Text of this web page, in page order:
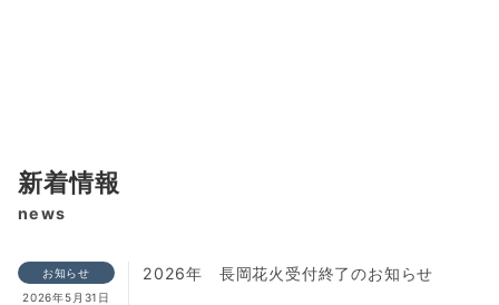
新着情報
news
お知らせ
2026年5月31日
2026年 長岡花火受付終了のお知らせ